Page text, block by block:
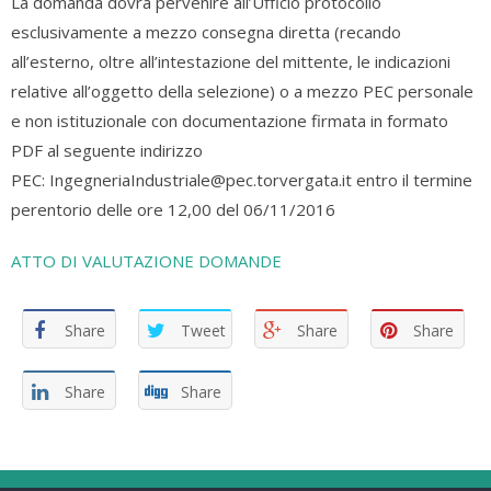
esclusivamente a mezzo consegna diretta (recando
all’esterno, oltre all’intestazione del mittente, le indicazioni
relative all’oggetto della selezione) o a mezzo PEC personale
e non istituzionale con documentazione firmata in formato
PDF al seguente indirizzo
PEC: IngegneriaIndustriale@pec.torvergata.it entro il termine
perentorio delle ore 12,00 del 06/11/2016
ATTO DI VALUTAZIONE DOMANDE
Share Tweet Share Share
Share Share